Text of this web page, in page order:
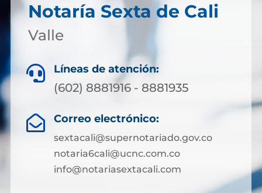
Notaría Sexta de Cali
Valle
 Líneas de atención:
(602) 8881916 - 8881935
 Correo electrónico:
sextacali@supernotariado.gov.co
notaria6cali@ucnc.com.co
info@notariasextacali.com